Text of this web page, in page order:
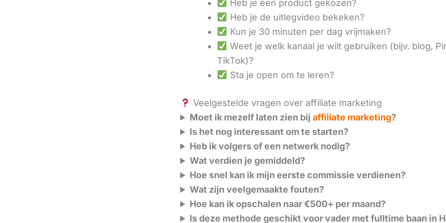
Heb je een product gekozen?
Heb je de uitlegvideo bekeken?
Kun je 30 minuten per dag vrijmaken?
Weet je welk kanaal je wilt gebruiken (bijv. blog,
TikTok)?
Sta je open om te leren?
Veelgestelde vragen over affiliate marketing
Moet ik mezelf laten zien bijaffiliate marketing?
Is het nog interessant om te starten?
Heb ik volgers of een netwerk nodig?
Wat verdien je gemiddeld?
Hoe snel kan ik mijn eerste commissie verdienen?
Wat zijn veelgemaakte fouten?
Hoe kan ik opschalen naar €500+ per maand?
Is deze methode geschikt voor vader met fulltime baan in